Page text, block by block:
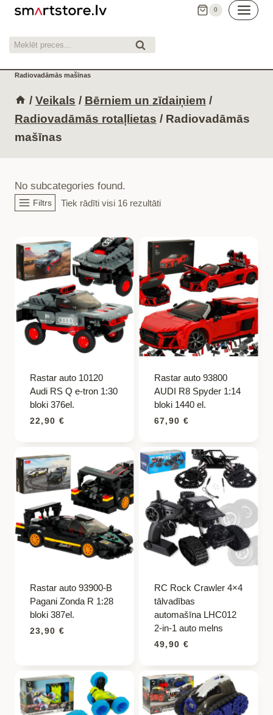
Skip
content
0
Meklēt: Meklēt
Radiovadāmās mašīnas
/ Veikals / Bērniem un zīdaiņiem /
Radiovadāmās rotaļlietas / Radiovadāmās
mašīnas
No subcategories found.
Filtrs Tiek rādīti visi 16 rezultāti
Rastar auto 10120
Audi RS Q e-tron 1:30
bloki 376el.
22,90 €
Rastar auto 93800
AUDI R8 Spyder 1:14
bloki 1440 el.
67,90 €
Rastar auto 93900-B
Pagani Zonda R 1:28
bloki 387el.
23,90 €
RC Rock Crawler 4×4
tālvadības
automašīna LHC012
2-in-1 auto melns
49,90 €